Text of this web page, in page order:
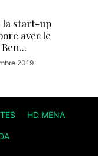
la start-up
avec le
2019
HD MENA